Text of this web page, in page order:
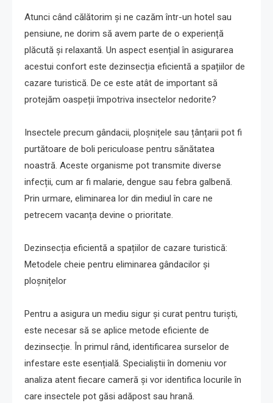
Atunci când călătorim și ne cazăm într-un hotel sau
pensiune, ne dorim să avem parte de o experiență
plăcută și relaxantă. Un aspect esențial în asigurarea
acestui confort este dezinsecția eficientă a spațiilor de
cazare turistică. De ce este atât de important să
protejăm oaspeții împotriva insectelor nedorite?
Insectele precum gândacii, ploșnițele sau țânțarii pot fi
purtătoare de boli periculoase pentru sănătatea
noastră. Aceste organisme pot transmite diverse
infecții, cum ar fi malarie, dengue sau febra galbenă.
Prin urmare, eliminarea lor din mediul în care ne
petrecem vacanța devine o prioritate.
Dezinsecția eficientă a spațiilor de cazare turistică:
Metodele cheie pentru eliminarea gândacilor și
ploșnițelor
Pentru a asigura un mediu sigur și curat pentru turiști,
este necesar să se aplice metode eficiente de
dezinsecție. În primul rând, identificarea surselor de
infestare este esențială. Specialiștii în domeniu vor
analiza atent fiecare cameră și vor identifica locurile în
care insectele pot găsi adăpost sau hrană.